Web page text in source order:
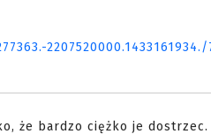
2207520000.1433161934./
że bardzo ciężko je